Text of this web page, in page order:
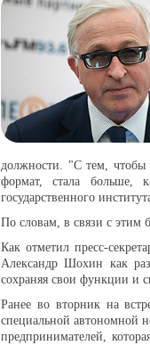
должности. "С тем, чтобы
формат, стала больше,
государственного
По словам, в связи с этим
Как отметил пресс-
Александр Шохин как
сохраняя свои функции и
Ранее во вторник на
специальной автономной
предпринимателей,